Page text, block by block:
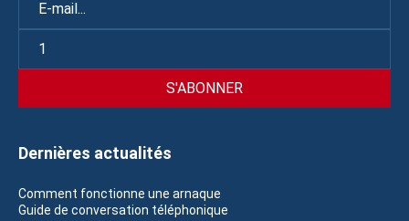
Dernières actualités
Comment fonctionne une arnaque
Guide de conversation téléphonique